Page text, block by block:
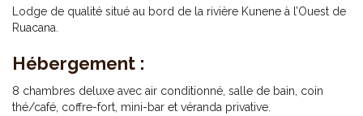
Lodge de qualité situé au bord de la rivière Kunene à l’Ouest de
Ruacana.
Hébergement :
8 chambres deluxe avec air conditionné, salle de bain, coin
thé/café, coffre-fort, mini-bar et véranda privative.